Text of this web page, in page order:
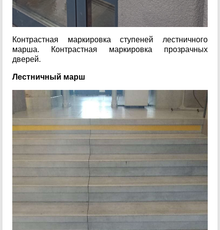
Контрастная маркировка ступеней лестничного
марша. Контрастная маркировка прозрачных
дверей.
Лестничный марш